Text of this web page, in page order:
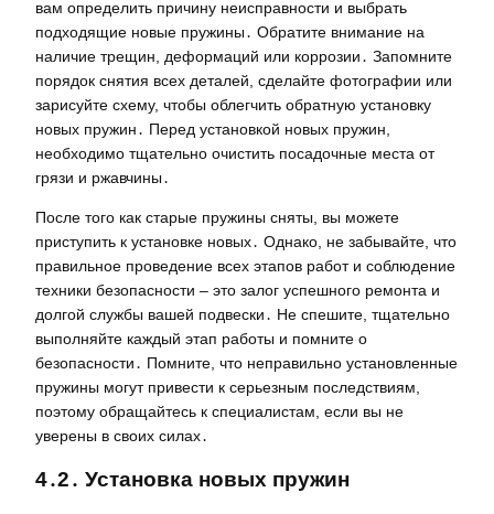
вам определить причину неисправности и выбрать
подходящие новые пружины․ Обратите внимание на
наличие трещин, деформаций или коррозии․ Запомните
порядок снятия всех деталей, сделайте фотографии или
зарисуйте схему, чтобы облегчить обратную установку
новых пружин․ Перед установкой новых пружин,
необходимо тщательно очистить посадочные места от
грязи и ржавчины․
После того как старые пружины сняты, вы можете
приступить к установке новых․ Однако, не забывайте, что
правильное проведение всех этапов работ и соблюдение
техники безопасности – это залог успешного ремонта и
долгой службы вашей подвески․ Не спешите, тщательно
выполняйте каждый этап работы и помните о
безопасности․ Помните, что неправильно установленные
пружины могут привести к серьезным последствиям,
поэтому обращайтесь к специалистам, если вы не
уверены в своих силах․
4․2․ Установка новых пружин